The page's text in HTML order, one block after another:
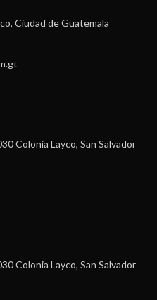
Ciudad de Guatemala
Colonia Layco, San Salvador
Colonia Layco, San Salvador